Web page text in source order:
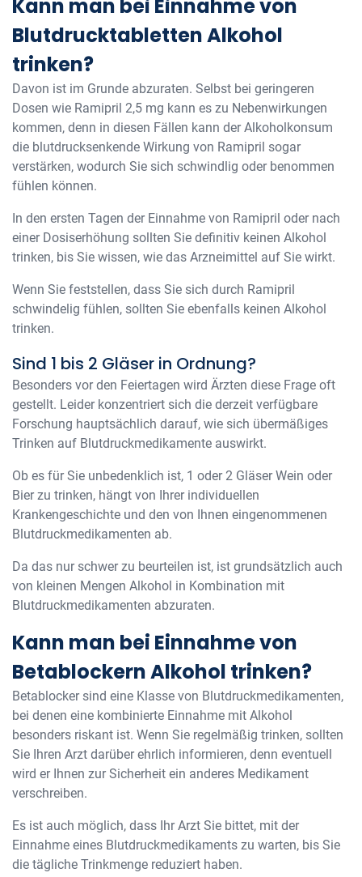
Kann man bei Einnahme von
Blutdrucktabletten Alkohol
trinken?
Davon ist im Grunde abzuraten. Selbst bei geringeren
Dosen wie Ramipril 2,5 mg kann es zu Nebenwirkungen
kommen, denn in diesen Fällen kann der Alkoholkonsum
die blutdrucksenkende Wirkung von Ramipril sogar
verstärken, wodurch Sie sich schwindlig oder benommen
fühlen können.
In den ersten Tagen der Einnahme von Ramipril oder nach
einer Dosiserhöhung sollten Sie definitiv keinen Alkohol
trinken, bis Sie wissen, wie das Arzneimittel auf Sie wirkt.
Wenn Sie feststellen, dass Sie sich durch Ramipril
schwindelig fühlen, sollten Sie ebenfalls keinen Alkohol
trinken.
Sind 1 bis 2 Gläser in Ordnung?
Besonders vor den Feiertagen wird Ärzten diese Frage oft
gestellt. Leider konzentriert sich die derzeit verfügbare
Forschung hauptsächlich darauf, wie sich übermäßiges
Trinken auf Blutdruckmedikamente auswirkt.
Ob es für Sie unbedenklich ist, 1 oder 2 Gläser Wein oder
Bier zu trinken, hängt von Ihrer individuellen
Krankengeschichte und den von Ihnen eingenommenen
Blutdruckmedikamenten ab.
Da das nur schwer zu beurteilen ist, ist grundsätzlich auch
von kleinen Mengen Alkohol in Kombination mit
Blutdruckmedikamenten abzuraten.
Kann man bei Einnahme von
Betablockern Alkohol trinken?
Betablocker sind eine Klasse von Blutdruckmedikamenten,
bei denen eine kombinierte Einnahme mit Alkohol
besonders riskant ist. Wenn Sie regelmäßig trinken, sollten
Sie Ihren Arzt darüber ehrlich informieren, denn eventuell
wird er Ihnen zur Sicherheit ein anderes Medikament
verschreiben.
Es ist auch möglich, dass Ihr Arzt Sie bittet, mit der
Einnahme eines Blutdruckmedikaments zu warten, bis Sie
die tägliche Trinkmenge reduziert haben.